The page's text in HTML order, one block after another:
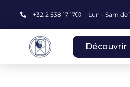
+32 2 538 17 17 Lun - Sam de